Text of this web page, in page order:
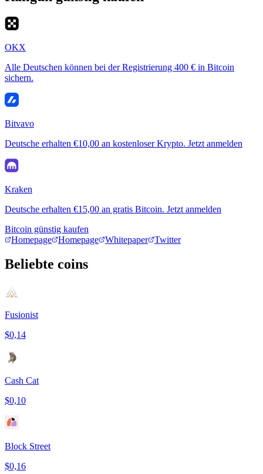
OKX
Alle Deutschen können bei der Registrierung 400 € in Bitcoin
sichern.
Bitvavo
Deutsche erhalten €10,00 an kostenloser Krypto. Jetzt anmelden
Kraken
Deutsche erhalten €15,00 an gratis Bitcoin. Jetzt anmelden
Bitcoin günstig kaufen
Homepage
Homepage Whitepaper Twitter
Beliebte coins
Fusionist
$0,14
Cash Cat
$0,10
Block Street
$0,16